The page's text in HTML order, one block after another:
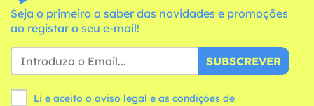
Seja o primeiro a saber das novidades e promoções
ao registar o seu e-mail!
SUBSCREVER
Li e aceito o aviso legal e as condições